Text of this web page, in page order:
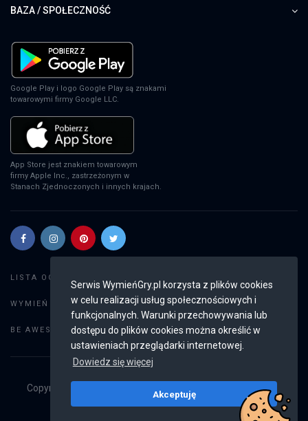
Serwis WymieńGry.pl korzysta z plików cookies
w celu realizacji usług społecznościowych i
funkcjonalnych. Warunki przechowywania lub
dostępu do plików cookies można określić w
ustawieniach przeglądarki internetowej.
Dowiedz się więcej
Akceptuję
BAZA / SPOŁECZNOŚĆ
Google Play i logo Google Play są znakami
towarowymi firmy Google LLC.
App Store jest znakiem towarowym
firmy Apple Inc., zastrzeżonym w
Stanach Zjednoczonych i innych krajach.
LISTA OGŁOSZEŃ:
WYMIEŃ GRY: Dodaj ogłoszenie
BE AWESOME: Weryfikacja konta
Copyright © 2019 - 2026
Wszystkie prawa
v2.8.4